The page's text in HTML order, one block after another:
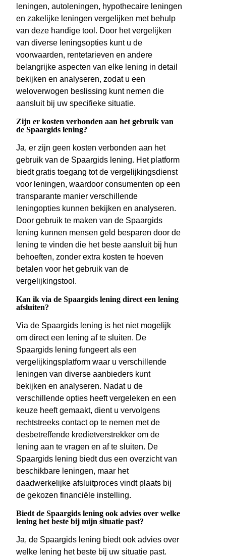
leningen, autoleningen, hypothecaire leningen
en zakelijke leningen vergelijken met behulp
van deze handige tool. Door het vergelijken
van diverse leningsopties kunt u de
voorwaarden, rentetarieven en andere
belangrijke aspecten van elke lening in detail
bekijken en analyseren, zodat u een
weloverwogen beslissing kunt nemen die
aansluit bij uw specifieke situatie.
Zijn er kosten verbonden aan het gebruik van
de Spaargids lening?
Ja, er zijn geen kosten verbonden aan het
gebruik van de Spaargids lening. Het platform
biedt gratis toegang tot de vergelijkingsdienst
voor leningen, waardoor consumenten op een
transparante manier verschillende
leningopties kunnen bekijken en analyseren.
Door gebruik te maken van de Spaargids
lening kunnen mensen geld besparen door de
lening te vinden die het beste aansluit bij hun
behoeften, zonder extra kosten te hoeven
betalen voor het gebruik van de
vergelijkingstool.
Kan ik via de Spaargids lening direct een lening
afsluiten?
Via de Spaargids lening is het niet mogelijk
om direct een lening af te sluiten. De
Spaargids lening fungeert als een
vergelijkingsplatform waar u verschillende
leningen van diverse aanbieders kunt
bekijken en analyseren. Nadat u de
verschillende opties heeft vergeleken en een
keuze heeft gemaakt, dient u vervolgens
rechtstreeks contact op te nemen met de
desbetreffende kredietverstrekker om de
lening aan te vragen en af te sluiten. De
Spaargids lening biedt dus een overzicht van
beschikbare leningen, maar het
daadwerkelijke afsluitproces vindt plaats bij
de gekozen financiële instelling.
Biedt de Spaargids lening ook advies over welke
lening het beste bij mijn situatie past?
Ja, de Spaargids lening biedt ook advies over
welke lening het beste bij uw situatie past.